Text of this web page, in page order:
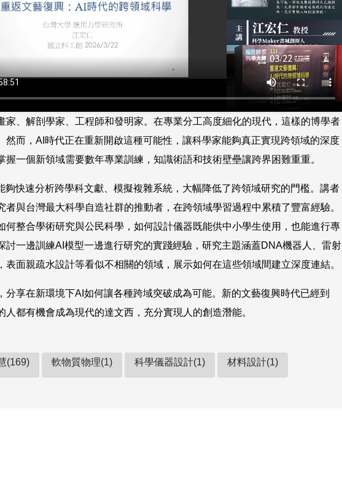
家、解剖學家、工程師和發明家。在專業分工高度細化的現代，這樣的博學者
然而，AI時代正在重新開啟這種可能性，讓科學家能夠真正實現跨領域的深度
握一個新領域需要數年專業訓練，知識術語和技術壁壘讓跨界困難重重。
夠快速分析跨學科文獻、模擬複雜系統，大幅降低了跨領域研究的門檻。講者
者與台灣最大科學自造社群的推動者，在跨領域學習過程中累積了豐富經驗。
何整合學術研究與公民科學，如何設計儀器既能供中小學生使用，也能進行專
討一邊訓練AI模型一邊進行研究的實踐經驗，研究主題涵蓋DNA機器人、雷射
表面親疏水設計等看似不相關的領域，展示如何在這些領域間建立深度連結。
分享在新環境下AI如何讓各種跨域突破成為可能。新的文藝復興時代已經到
人都有機會成為現代的達文西，充分實現人的創造潛能。
(169) 軟物質物理(1) 科學儀器設計(1) 材料設計(1)